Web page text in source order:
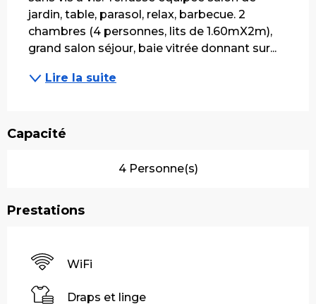
jardin, table, parasol, relax, barbecue. 2
chambres (4 personnes, lits de 1.60mX2m),
grand salon séjour, baie vitrée donnant sur...
Lire la suite
Capacité
4 Personne(s)
Prestations
WiFi
Draps et linge